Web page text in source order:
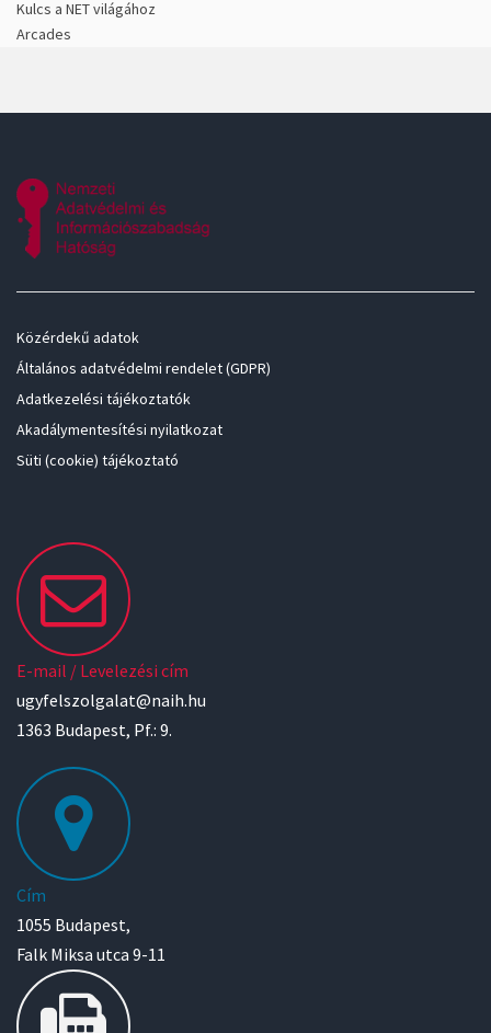
Kulcs a NET világához
Arcades
Közérdekű adatok
Általános adatvédelmi rendelet (GDPR)
Adatkezelési tájékoztatók
Akadálymentesítési nyilatkozat
Süti (cookie) tájékoztató
E-mail / Levelezési cím
ugyfelszolgalat@naih.hu
1363 Budapest, Pf.: 9.
Cím
1055 Budapest,
Falk Miksa utca 9-11